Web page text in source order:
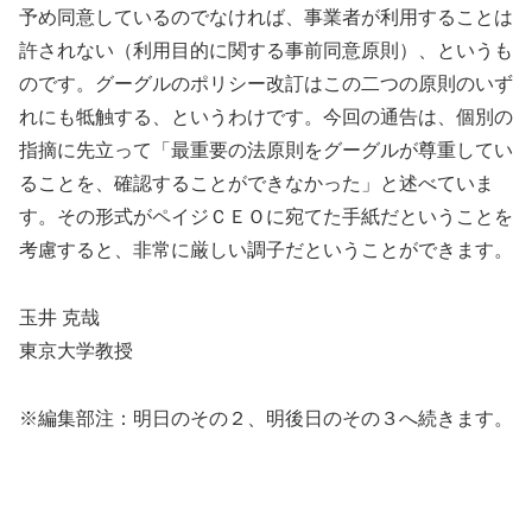
予め同意しているのでなければ、事業者が利用することは
許されない（利用目的に関する事前同意原則）、というも
のです。グーグルのポリシー改訂はこの二つの原則のいず
れにも牴触する、というわけです。今回の通告は、個別の
指摘に先立って「最重要の法原則をグーグルが尊重してい
ることを、確認することができなかった」と述べていま
す。その形式がペイジＣＥＯに宛てた手紙だということを
考慮すると、非常に厳しい調子だということができます。
玉井 克哉
東京大学教授
※編集部注：明日のその２、明後日のその３へ続きます。